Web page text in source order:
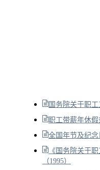
国务院关于职工
职工带薪年休假
全国年节及纪念
《国务院关于
（1995）